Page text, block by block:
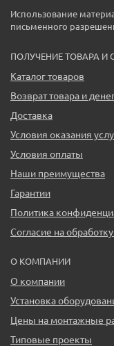
Использование
письменного
ПОЛУЧЕНИЕ ТОВАРА И
Каталог товаров
Возврат товара и
Доставка
Условия оказания
Условия оплаты
Наши преимущества
Гарантии
Политика
Согласие на
О КОМПАНИИ
О компании
Установка
Цены на монтажные
Типовые проекты